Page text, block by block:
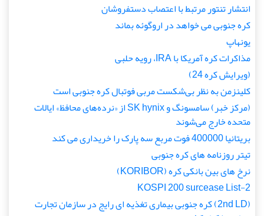
انتشار تنتور مرتبط با اعتصاب دستفروشان
کره جنوبی می خواهد در اروگوئه بماند
یونهاپ
مذاکرات کره آمریکا با IRA، رویه حلبی
(ویرایش کره 24)
کلینزمن به نظر بی‌شکست مربی فوتبال کره جنوبی است
(مرکز خبر) سامسونگ و SK hynix از «نرده‌های محافظ» ایالات
متحده خارج می‌شوند
بریتانیا 400000 فوت مربع سه پارک را خریداری می کند
تیتر روزنامه های کره جنوبی
نرخ های بین بانکی کره (KORIBOR)
KOSPI 200 surcease List-2
(2nd LD) کره جنوبی بیماری تغذیه ای رایج در سازمان تجارت